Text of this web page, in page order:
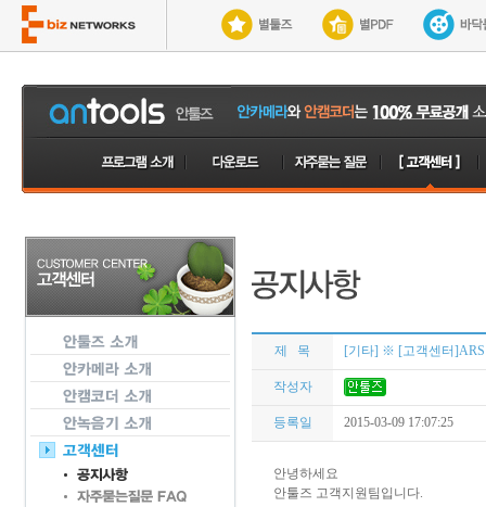
제 목 [기타] ※ [고객센터]ARS
작성자
등록일 2015-03-09 17:07:25
안녕하세요
안툴즈 고객지원팀입니다.